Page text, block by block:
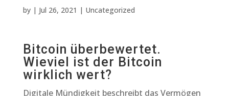
by | Jul 26, 2021 | Uncategorized
Bitcoin überbewertet.
Wieviel ist der Bitcoin
wirklich wert?
Digitale Mündigkeit beschreibt das Vermögen